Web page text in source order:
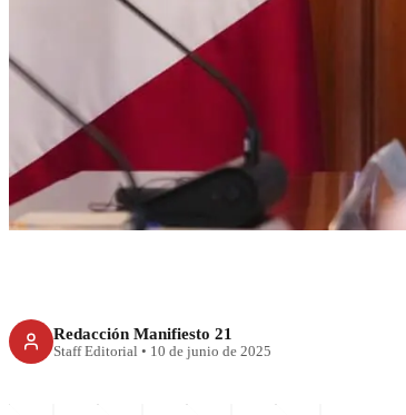
Sheinbaum
Noem de
Redacción Manifiesto 21
Staff Editorial • 10 de junio de 2025